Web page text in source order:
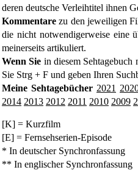
deren deutsche Verleihtitel ihnen
Kommentare zu den jeweiligen
die nicht notwendigerweise eine
meinerseits artikuliert.
Wenn Sie in diesem Sehtagebuch
Sie Strg + F und geben Ihren
Meine Sehtagebücher 2021
2014 2013 2012 2011 2010 2009
[K] = Kurzfilm
[E] = Fernsehserien-Episode
* In deutscher Synchronfassung
** In englischer Synchronfassung